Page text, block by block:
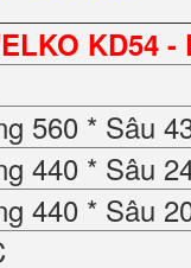
KD54
560 * Sâu
440 * Sâu
440 * Sâu